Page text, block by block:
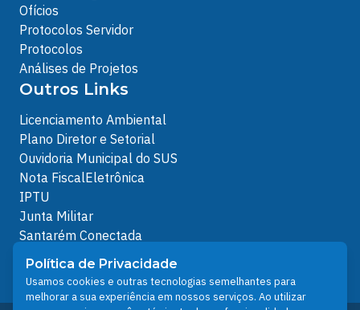
Ofícios
Protocolos Servidor
Protocolos
Análises de Projetos
Outros Links
Licenciamento Ambiental
Plano Diretor e Setorial
Ouvidoria Municipal do SUS
Nota FiscalEletrônica
IPTU
Junta Militar
Santarém Conectada
Política de Privacidade
People illustrations by Storyset
Política de Privacidade
Usamos cookies e outras tecnologias semelhantes para
melhorar a sua experiência em nossos serviços. Ao utilizar